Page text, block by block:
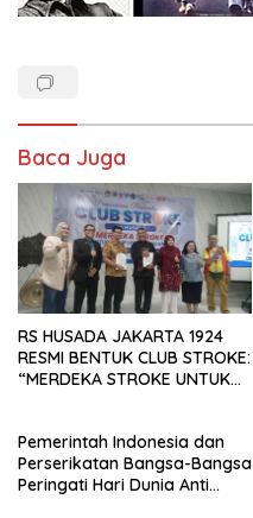
Baca Juga
RS HUSADA JAKARTA 1924
RESMI BENTUK CLUB STROKE:
“MERDEKA STROKE UNTUK
Pemerintah Indonesia dan
Perserikatan Bangsa-Bangsa
Peringati Hari Dunia Anti